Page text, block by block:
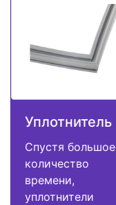
Уплотнитель
Спустя большое
количество
времени,
уплотнители